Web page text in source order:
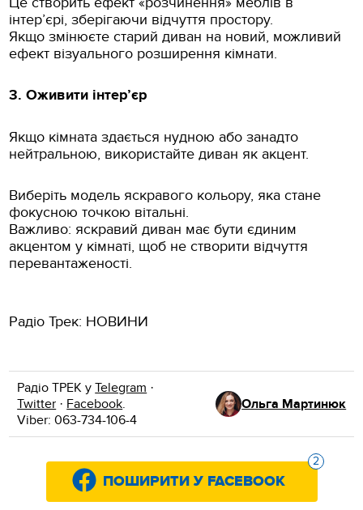
інтер’єрі, зберігаючи відчуття простору.
Якщо змінюєте старий диван на новий, можливий
ефект візуального розширення кімнати.
3. Оживити інтер’єр
Якщо кімната здається нудною або занадто
нейтральною, використайте диван як акцент.
Виберіть модель яскравого кольору, яка стане
фокусною точкою вітальні.
Важливо: яскравий диван має бути єдиним
акцентом у кімнаті, щоб не створити відчуття
перевантаженості.
Радіо Трек: НОВИНИ
Радіо ТРЕК уTelegram ·
Twitter · Facebook.
Viber: 063-734-106-4
Ольга Мартинюк
2
ПОШИРИТИ У FACEBOOK